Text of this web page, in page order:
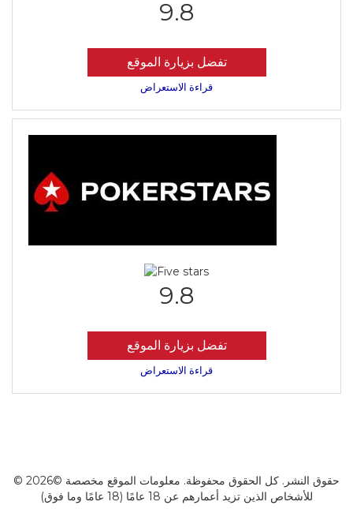
9.8
تفضل بزيارة الموقع
قراءة الاستعراض
9.8
تفضل بزيارة الموقع
قراءة الاستعراض
© 2026© حقوق النشر. كل الحقوق محفوظة. معلومات الموقع مخصصة
للأشخاص الذين تزيد أعمارهم عن 18 عامًا (18 عامًا وما فوق)